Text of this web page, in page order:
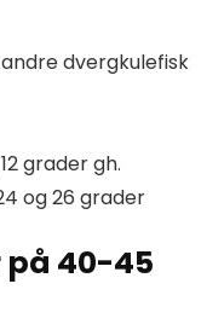
dvergkulefisk
grader gh.
og 26 grader
på 40-45